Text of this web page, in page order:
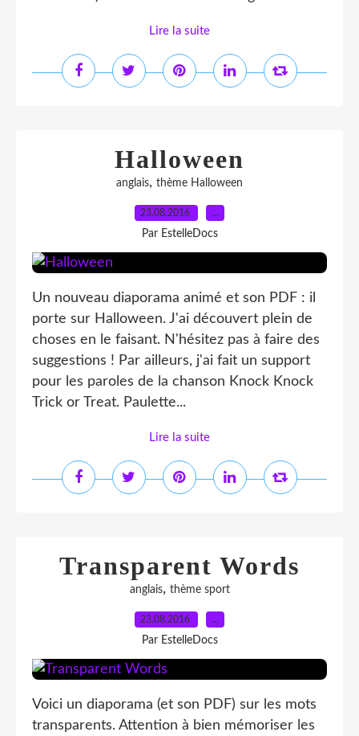
Lire la suite
Halloween
anglais, thème Halloween
23.08.2016 …
Par EstelleDocs
Un nouveau diaporama animé et son PDF : il
porte sur Halloween. J'ai découvert plein de
choses en le faisant. N'hésitez pas à faire des
suggestions ! Par ailleurs, j'ai fait un support
pour les paroles de la chanson Knock Knock
Trick or Treat. Paulette...
Lire la suite
Transparent Words
anglais, thème sport
23.08.2016 …
Par EstelleDocs
Voici un diaporama (et son PDF) sur les mots
transparents. Attention à bien mémoriser les